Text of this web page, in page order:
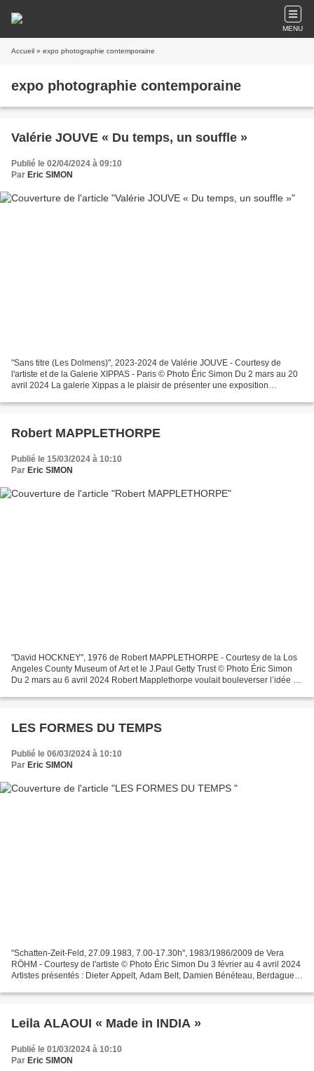
MENU
Accueil » expo photographie contemporaine
expo photographie contemporaine
Valérie JOUVE « Du temps, un souffle »
Publié le 02/04/2024 à 09:10
Par Eric SIMON
"Sans titre (Les Dolmens)", 2023-2024 de Valérie JOUVE - Courtesy de
l'artiste et de la Galerie XIPPAS - Paris © Photo Éric Simon Du 2 mars au 20
avril 2024 La galerie Xippas a le plaisir de présenter une exposition
Robert MAPPLETHORPE
Publié le 15/03/2024 à 10:10
Par Eric SIMON
"David HOCKNEY", 1976 de Robert MAPPLETHORPE - Courtesy de la Los
Angeles County Museum of Art et le J.Paul Getty Trust © Photo Éric Simon
Du 2 mars au 6 avril 2024 Robert Mapplethorpe voulait bouleverser l’idée de
LES FORMES DU TEMPS
Publié le 06/03/2024 à 10:10
Par Eric SIMON
"Schatten-Zeit-Feld, 27.09.1983, 7.00-17.30h", 1983/1986/2009 de Vera
RÖHM - Courtesy de l'artiste © Photo Éric Simon Du 3 février au 4 avril 2024
Artistes présentés : Dieter Appelt, Adam Belt, Damien Bénéteau, Berdaguer
Leila ALAOUI « Made in INDIA »
Publié le 01/03/2024 à 10:10
Par Eric SIMON